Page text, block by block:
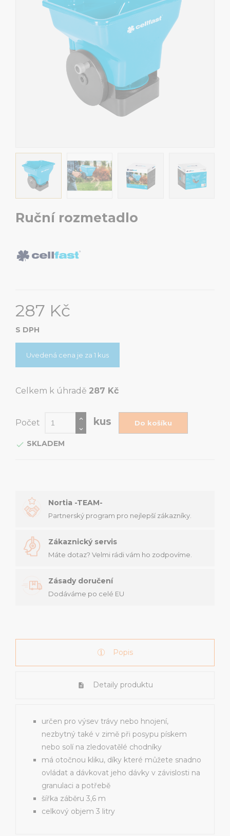
Ruční rozmetadlo
287 Kč
S DPH
Uvedená cena je za 1 kus
Celkem k úhradě 287 Kč
Počet kus Do košíku
 SKLADEM
Nortia -TEAM-
Partnerský program pro nejlepší zákazníky.
Zákaznický servis
Máte dotaz? Velmi rádi vám ho zodpovíme.
Zásady doručení
Dodáváme po celé EU
Popis
Detaily produktu
určen pro výsev trávy nebo hnojení,
nezbytný také v zimě při posypu pískem
nebo solí na zledovatělé chodníky
má otočnou kliku, díky které můžete snadno
ovládat a dávkovat jeho dávky v závislosti na
granulaci a potřebě
šířka záběru 3,6 m
celkový objem 3 litry